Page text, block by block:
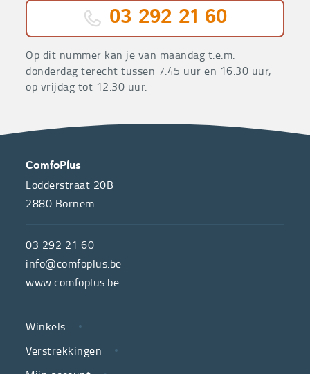
03 292 21 60
Op dit nummer kan je van maandag t.e.m.
donderdag terecht tussen 7.45 uur en 16.30 uur,
op vrijdag tot 12.30 uur.
OVER
ONS
de
hulpmiddelenwinkel
van
neutrale
ziekenfondsen,
CONTACT
ComfoPlus
Lodderstraat 20B
2880 Bornem
03 292 21 60
info@comfoplus.be
www.comfoplus.be
LINKS
Winkels
Verstrekkingen